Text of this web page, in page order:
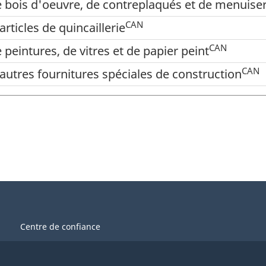
d'oeuvre, de contreplaqués et de
de quincaillerieCAN
de vitres et de papier peintCAN
fournitures spéciales de constructionCAN
Centre de confiance